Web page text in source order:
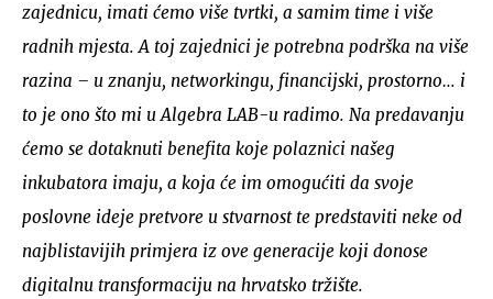
zajednicu, imati ćemo više tvrtki, a samim time i više
radnih mjesta. A toj zajednici je potrebna podrška na više
razina – u znanju, networkingu, financijski, prostorno… i
to je ono što mi u Algebra LAB-u radimo. Na predavanju
ćemo se dotaknuti benefita koje polaznici našeg
inkubatora imaju, a koja će im omogućiti da svoje
poslovne ideje pretvore u stvarnost te predstaviti neke od
najblistavijih primjera iz ove generacije koji donose
digitalnu transformaciju na hrvatsko tržište.